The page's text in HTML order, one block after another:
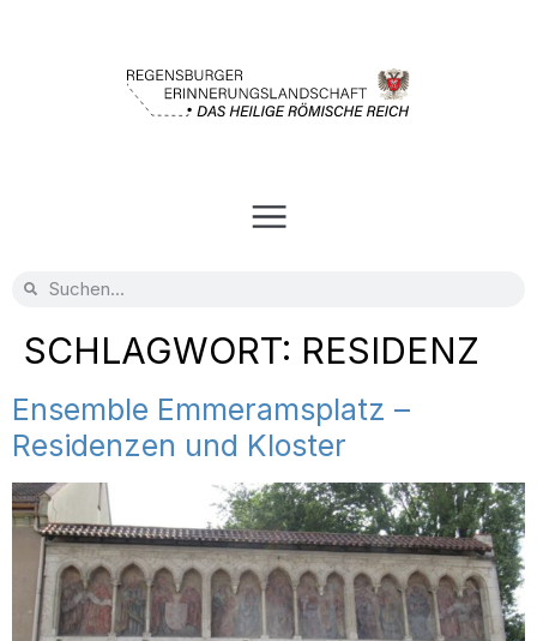
SCHLAGWORT: RESIDENZ
Ensemble Emmeramsplatz –
Residenzen und Kloster